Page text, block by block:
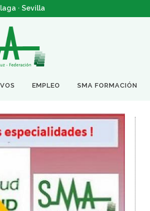
· Sevilla
EMPLEO SMA FORMACIÓN